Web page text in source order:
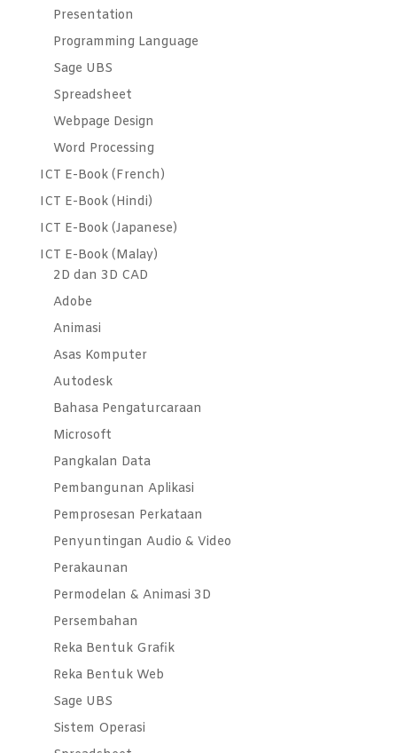
Presentation
Programming Language
Sage UBS
Spreadsheet
Webpage Design
Word Processing
ICT E-Book (French)
ICT E-Book (Hindi)
ICT E-Book (Japanese)
ICT E-Book (Malay)
2D dan 3D CAD
Adobe
Animasi
Asas Komputer
Autodesk
Bahasa Pengaturcaraan
Microsoft
Pangkalan Data
Pembangunan Aplikasi
Pemprosesan Perkataan
Penyuntingan Audio & Video
Perakaunan
Permodelan & Animasi 3D
Persembahan
Reka Bentuk Grafik
Reka Bentuk Web
Sage UBS
Sistem Operasi